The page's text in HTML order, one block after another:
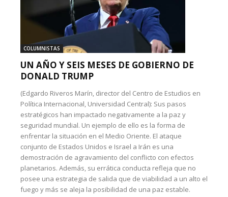
COLUMNISTAS
UN AÑO Y SEIS MESES DE GOBIERNO DE
DONALD TRUMP
(Edgardo Riveros Marín, director del Centro de Estudios en
Política Internacional, Universidad Central): Sus pasos
estratégicos han impactado negativamente a la paz y
seguridad mundial. Un ejemplo de ello es la forma de
enfrentar la situación en el Medio Oriente. El ataque
conjunto de Estados Unidos e Israel a Irán es una
demostración de agravamiento del conflicto con efectos
planetarios. Además, su errática conducta refleja que no
posee una estrategia de salida que de viabilidad a un alto el
fuego y más se aleja la posibilidad de una paz estable.